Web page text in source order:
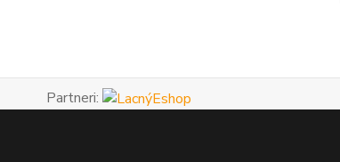
Partneri: